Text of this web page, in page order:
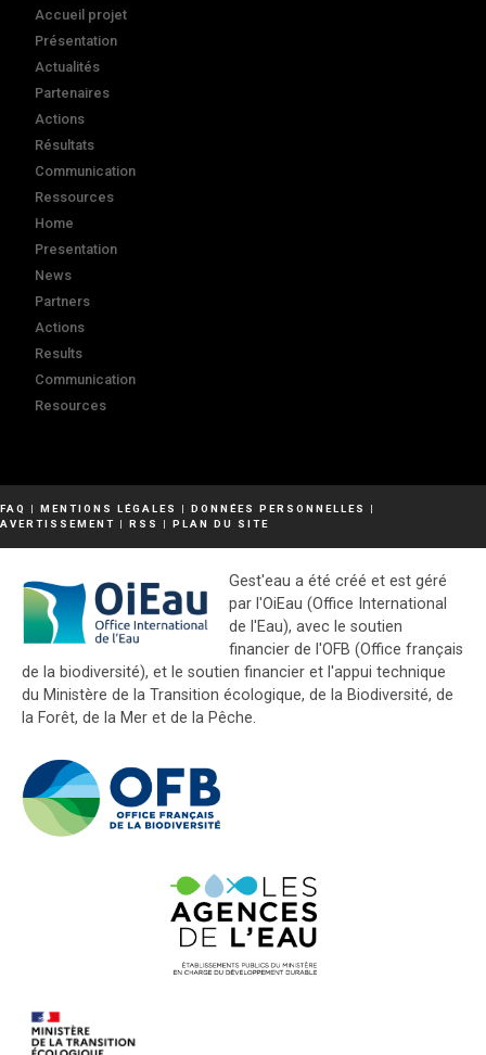
Accueil projet
Présentation
Actualités
Partenaires
Actions
Résultats
Communication
Ressources
Home
Presentation
News
Partners
Actions
Results
Communication
Resources
FAQ | MENTIONS LÉGALES | DONNÉES PERSONNELLES
|
AVERTISSEMENT | RSS | PLAN DU SITE
Gest'eau a été créé et est géré
par l'OiEau (Office International
de l'Eau), avec le soutien
financier de l'OFB (Office français
de la biodiversité), et le soutien financier et l'appui technique
du Ministère de la Transition écologique, de la Biodiversité, de
la Forêt, de la Mer et de la Pêche.